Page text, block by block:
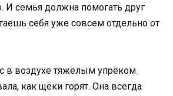
И семья должна помогать друг
себя уже совсем отдельно от
в воздухе тяжёлым упрёком.
как щёки горят. Она всегда